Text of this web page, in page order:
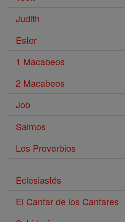
Judith
Ester
1 Macabeos
2 Macabeos
Job
Salmos
Los Proverbios
Eclesiastés
El Cantar de los Cantares